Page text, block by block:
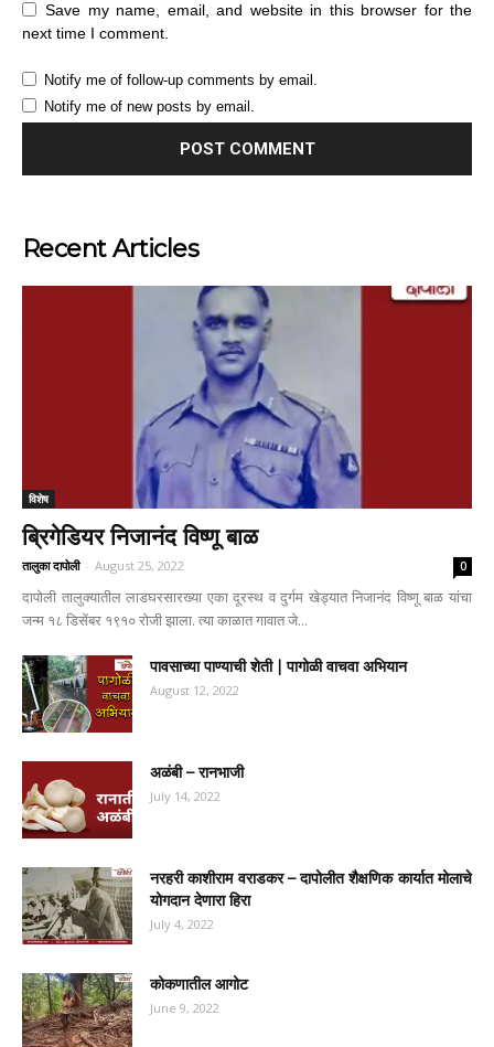
Save my name, email, and website in this browser for the
next time I comment.
Notify me of follow-up comments by email.
Notify me of new posts by email.
Recent Articles
विशेष
ब्रिगेडियर निजानंद विष्णू बाळ
तालुका दापोली - August 25, 2022 0
दापोली तालुक्यातील लाडघरसारख्या एका दूरस्थ व दुर्गम खेड्यात निजानंद विष्णू बाळ यांचा
जन्म १८ डिसेंबर १९१० रोजी झाला. त्या काळात गावात जे...
पावसाच्या पाण्याची शेती | पागोळी वाचवा अभियान
August 12, 2022
अळंबी – रानभाजी
July 14, 2022
नरहरी काशीराम वराडकर – दापोलीत शैक्षणिक कार्यात मोलाचे
योगदान देणारा हिरा
July 4, 2022
कोकणातील आगोट
June 9, 2022